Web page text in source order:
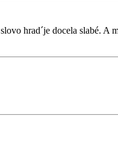
hrad´je docela slabé.